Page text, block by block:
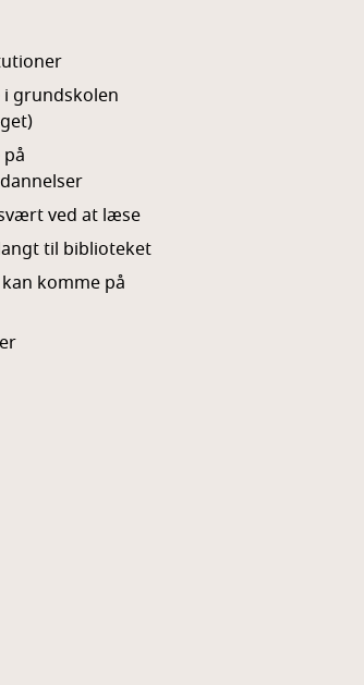
grundskolen
ved at læse
til biblioteket
komme på